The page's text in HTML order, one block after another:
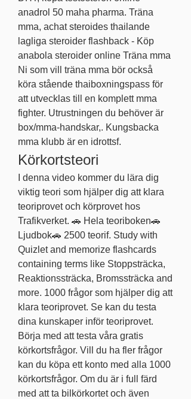
anadrol 50 maha pharma. Träna
mma, achat steroides thailande
lagliga steroider flashback - Köp
anabola steroider online Träna mma
Ni som vill träna mma bör också
köra stående thaiboxningspass för
att utvecklas till en komplett mma
fighter. Utrustningen du behöver är
box/mma-handskar,. Kungsbacka
mma klubb är en idrottsf.
Körkortsteori
I denna video kommer du lära dig
viktig teori som hjälper dig att klara
teoriprovet och körprovet hos
Trafikverket. 🚗 Hela teoriboken🚗
Ljudbok🚗 2500 teorif. Study with
Quizlet and memorize flashcards
containing terms like Stoppsträcka,
Reaktionssträcka, Bromssträcka and
more. 1000 frågor som hjälper dig att
klara teoriprovet. Se kan du testa
dina kunskaper inför teoriprovet.
Börja med att testa våra gratis
körkortsfrågor. Vill du ha fler frågor
kan du köpa ett konto med alla 1000
körkortsfrågor. Om du är i full färd
med att ta bilkörkortet och även